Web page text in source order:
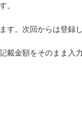
。
す。次回からは登録
載金額をそのまま入